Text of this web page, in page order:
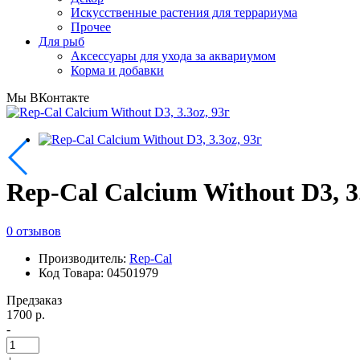
Искусственные растения для террариума
Прочее
Для рыб
Аксессуары для ухода за аквариумом
Корма и добавки
Мы ВКонтакте
Rep-Cal Calcium Without D3,
0 отзывов
Производитель: Rep-Cal
Код Товара: 04501979
Предзаказ
1700 р.
-